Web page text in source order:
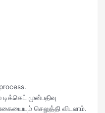
முன்பதிவு
செலுத்தி விடலாம்.